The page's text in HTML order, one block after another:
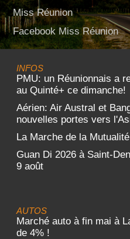
Miss Réunion
Facebook Miss Réunion
INFOS
PMU: un Réunionnais a
au Quinté+ ce dimanche!
Aérien: Air Austral et
nouvelles portes vers
La Marche de la
Guan Di 2026 à Saint-
9 août
AUTOS
Marché auto à fin mai à
de 4% !